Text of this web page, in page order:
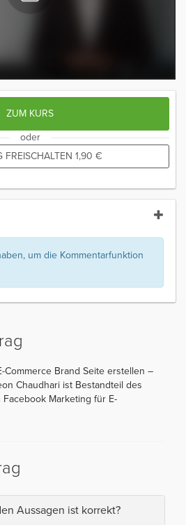
ZUM KURS
oder
FREISCHALTEN 1,90 €
um die Kommentarfunktion
Commerce Brand Seite erstellen –
Chaudhari ist Bestandteil des
Marketing für E-
Aussagen ist korrekt?